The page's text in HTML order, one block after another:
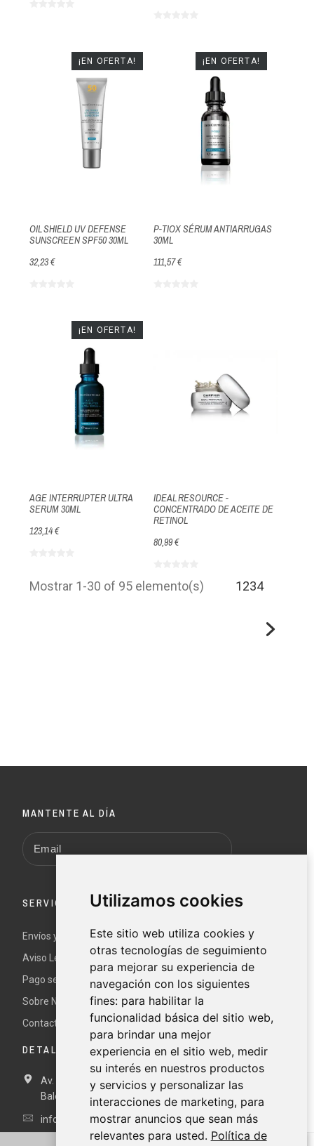
Utilizamos cookies
Este sitio web utiliza cookies y
otras tecnologías de seguimiento
para mejorar su experiencia de
navegación con los siguientes
fines: para habilitar la
funcionalidad básica del sitio web,
para brindar una mejor
experiencia en el sitio web, medir
su interés en nuestros productos
y servicios y personalizar las
interacciones de marketing, para
mostrar anuncios que sean más
relevantes para usted. Política de
OIL SHIELD UV DEFENSE
SUNSCREEN SPF50 30ML
32,23 €
¡EN OFERTA!
P-TIOX SÉRUM ANTIARRUGAS
30ML
111,57 €
¡EN OFERTA!
AGE INTERRUPTER ULTRA
SERUM 30ML
123,14 €
¡EN OFERTA!
IDEAL RESOURCE -
CONCENTRADO DE ACEITE DE
RETINOL
80,99 €
Mostrar 1-30 of 95 elemento(s) 1234
MANTENTE AL DÍA
SERVICIO AL CLIENTE
Envíos y devoluciones
Aviso Legal y términos y condiciones
Pago seguro
Sobre Nur
Contacte con nosotros
DETALLES DE CONTACTO
Av. Miramar, 3, 07871 Es Pujols, Formentera, Illes
Balears, España
info@nurformentera.com